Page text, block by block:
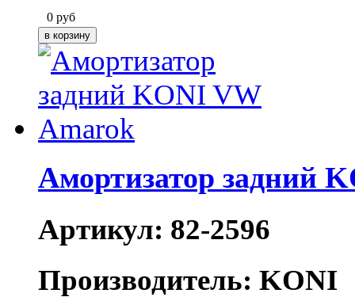
0 руб
Амортизатор задний
Артикул: 82-2596
Производитель: KONI